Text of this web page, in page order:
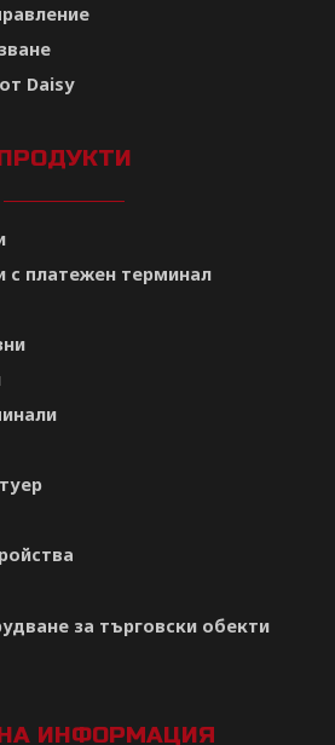
Daisy
с платежен терминал
за търговски обекти
ИНФОРМАЦИЯ